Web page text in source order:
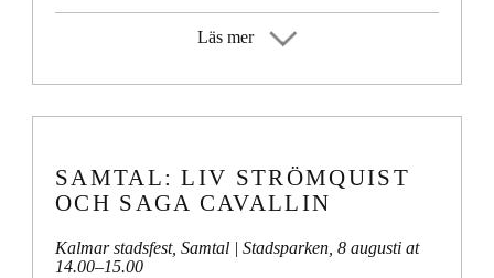
Läs mer
SAMTAL: LIV STRÖMQUIST
OCH SAGA CAVALLIN
Kalmar stadsfest, Samtal | Stadsparken, 8 augusti at
14.00–15.00